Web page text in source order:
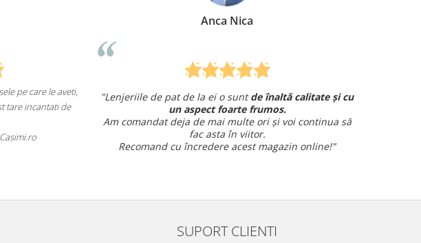
le aveti,
de
Anca Nica
"Lenjeriile de pat de la ei o suntde înaltă calitate și cu
un aspect foarte frumos.
Am comandat deja de mai multe ori și voi continua să
fac asta în viitor.
Recomand cu încredere acest magazin online!"
SUPORT CLIENTI